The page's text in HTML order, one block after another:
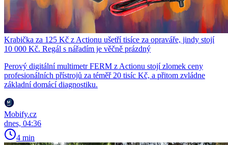
Krabička za 125 Kč z Actionu ušetří tisíce za opraváře, jindy stojí
10 000 Kč. Regál s nářadím je věčně prázdný
Perový digitální multimetr FERM z Actionu stojí zlomek ceny
profesionálních přístrojů za téměř 20 tisíc Kč, a přitom zvládne
základní domácí diagnostiku.
Mobify.cz
dnes, 04:36
4 min